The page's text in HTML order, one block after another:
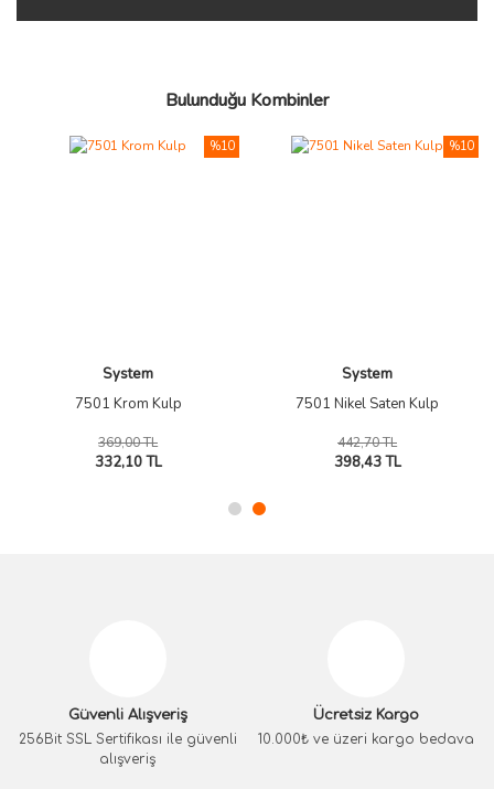
Bulunduğu Kombinler
System
7501 Krom Kulp
369,00 TL
332,10 TL
%10
System
7501 Nikel Saten Kulp
442,70 TL
398,43 TL
%10
Güvenli Alışveriş
256Bit SSL Sertifikası ile güvenli
alışveriş
Ücretsiz Kargo
10.000₺ ve üzeri kargo bedava